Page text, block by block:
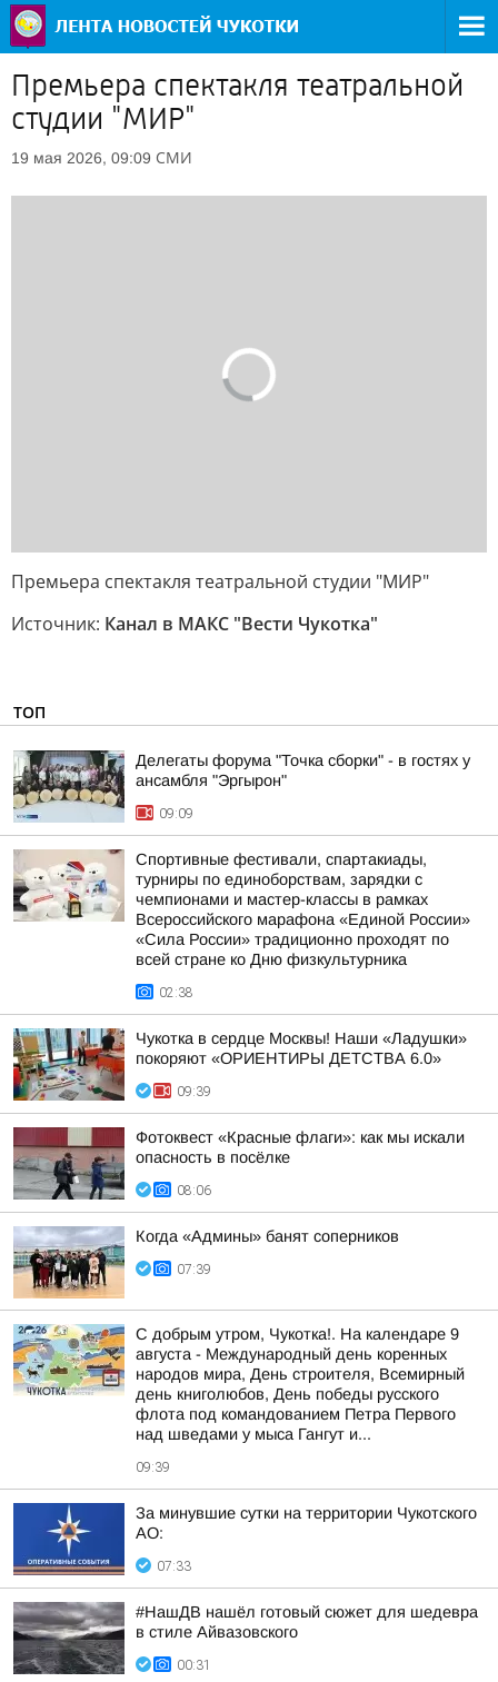
Премьера спектакля театральной
студии "МИР"
19 мая 2026, 09:09 СМИ
Премьера спектакля театральной студии "МИР"
Источник: Канал в МАКС "Вести Чукотка"
ТОП
Делегаты форума "Точка сборки" - в гостях у
ансамбля "Эргырон"
09:09
Спортивные фестивали, спартакиады,
турниры по единоборствам, зарядки с
чемпионами и мастер-классы в рамках
Всероссийского марафона «Единой России»
«Сила России» традиционно проходят по
всей стране ко Дню физкультурника
02:38
Чукотка в сердце Москвы! Наши «Ладушки»
покоряют «ОРИЕНТИРЫ ДЕТСТВА 6.0»
09:39
Фотоквест «Красные флаги»: как мы искали
опасность в посёлке
08:06
Когда «Админы» банят соперников
07:39
С добрым утром, Чукотка!. На календаре 9
августа - Международный день коренных
народов мира, День строителя, Всемирный
день книголюбов, День победы русского
флота под командованием Петра Первого
над шведами у мыса Гангут и...
09:39
За минувшие сутки на территории Чукотского
АО:
07:33
#НашДВ нашёл готовый сюжет для шедевра
в стиле Айвазовского
00:31